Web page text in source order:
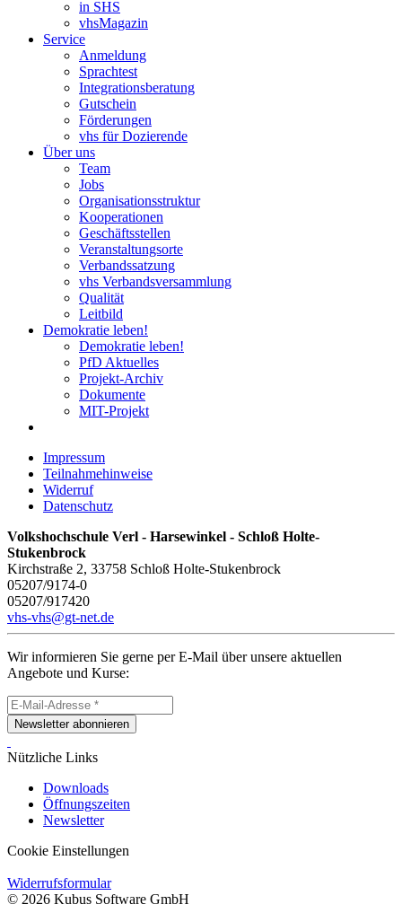
in SHS
vhsMagazin
Service
Anmeldung
Sprachtest
Integrationsberatung
Gutschein
Förderungen
vhs für Dozierende
Über uns
Team
Jobs
Organisationsstruktur
Kooperationen
Geschäftsstellen
Veranstaltungsorte
Verbandssatzung
vhs Verbandsversammlung
Qualität
Leitbild
Demokratie leben!
Demokratie leben!
PfD Aktuelles
Projekt-Archiv
Dokumente
MIT-Projekt
Impressum
Teilnahmehinweise
Widerruf
Datenschutz
Volkshochschule Verl - Harsewinkel - Schloß Holte-
Stukenbrock
Kirchstraße 2, 33758 Schloß Holte-Stukenbrock
05207/9174-0
05207/917420
vhs-vhs@gt-net.de
Wir informieren Sie gerne per E-Mail über unsere aktuellen
Angebote und Kurse:
Newsletter abonnieren
Nützliche Links
Downloads
Öffnungszeiten
Newsletter
Cookie Einstellungen
Widerrufsformular
© 2026 Kubus Software GmbH